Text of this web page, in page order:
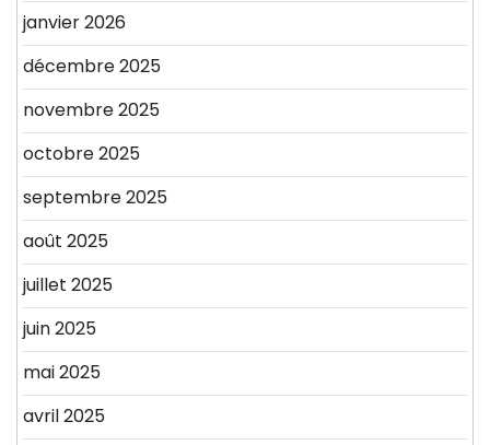
janvier 2026
décembre 2025
novembre 2025
octobre 2025
septembre 2025
août 2025
juillet 2025
juin 2025
mai 2025
avril 2025